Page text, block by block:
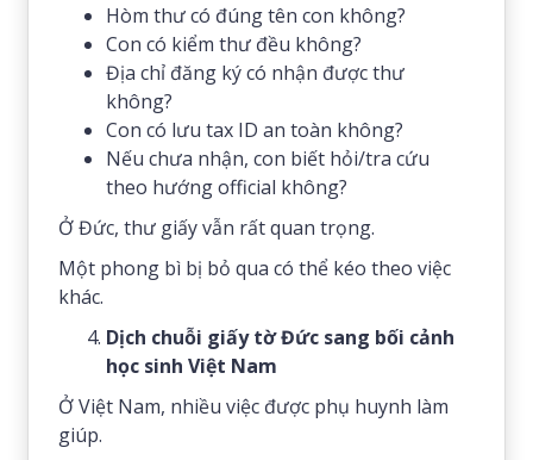
Hòm thư có đúng tên con không?
Con có kiểm thư đều không?
Địa chỉ đăng ký có nhận được thư
không?
Con có lưu tax ID an toàn không?
Nếu chưa nhận, con biết hỏi/tra cứu
theo hướng official không?
Ở Đức, thư giấy vẫn rất quan trọng.
Một phong bì bị bỏ qua có thể kéo theo việc
khác.
Dịch chuỗi giấy tờ Đức sang bối cảnh
học sinh Việt Nam
Ở Việt Nam, nhiều việc được phụ huynh làm
giúp.